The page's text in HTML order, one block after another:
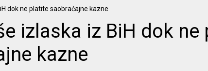
izlaska iz BiH dok ne
kazne